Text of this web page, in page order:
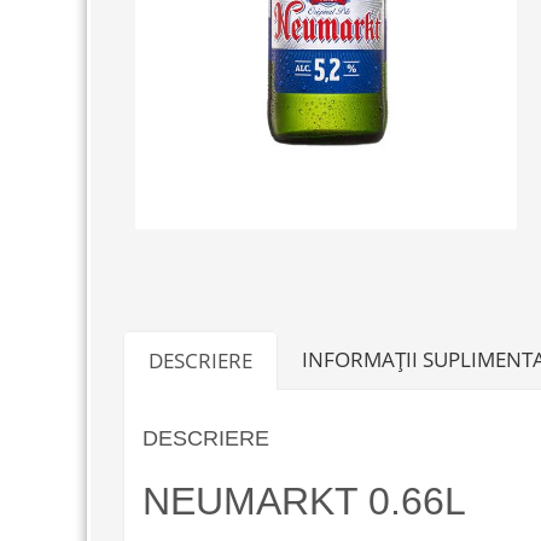
DESCRIERE INFORMAȚII
DESCRIERE
NEUMARKT 0.66L